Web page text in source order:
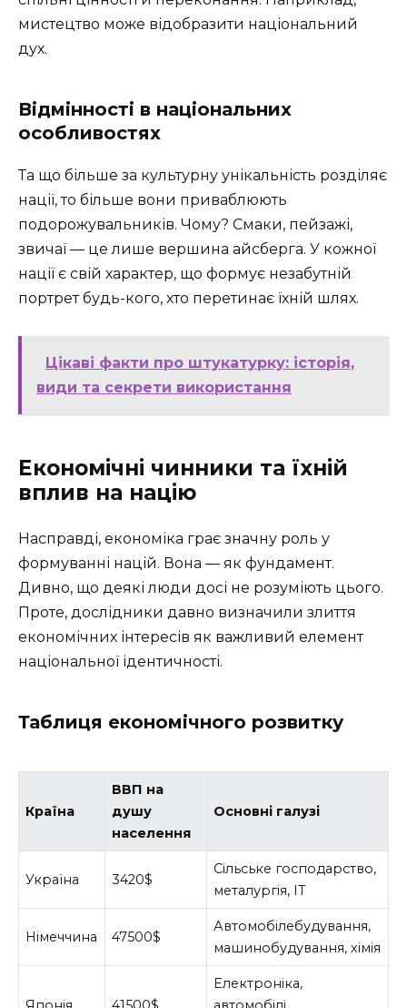
мистецтво може відобразити національний
дух.
Відмінності в національних
особливостях
Та що більше за культурну унікальність розділяє
нації, то більше вони приваблюють
подорожувальників. Чому? Смаки, пейзажі,
звичаї — це лише вершина айсберга. У кожної
нації є свій характер, що формує незабутній
портрет будь-кого, хто перетинає їхній шлях.
Цікаві факти про штукатурку: історія,
види та секрети використання
Економічні чинники та їхній
вплив на націю
Насправді, економіка грає значну роль у
формуванні націй. Вона — як фундамент.
Дивно, що деякі люди досі не розуміють цього.
Проте, дослідники давно визначили злиття
економічних інтересів як важливий елемент
національної ідентичності.
Таблиця економічного розвитку
Країна
ВВП на
душу
населення
Основні галузі
Україна 3420$
Сільське господарство,
металургія, ІТ
Німеччина 47500$
Автомобілебудування,
машинобудування, хімія
Електроніка,